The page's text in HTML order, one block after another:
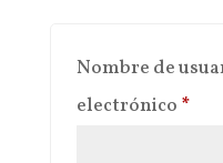
Nombre de
electrónico *